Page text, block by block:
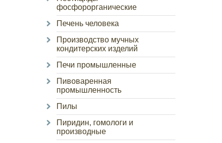
фосфорорганические
Печень человека
Производство мучных
кондитерских изделий
Печи промышленные
Пивоваренная
промышленность
Пилы
Пиридин, гомологи и
производные